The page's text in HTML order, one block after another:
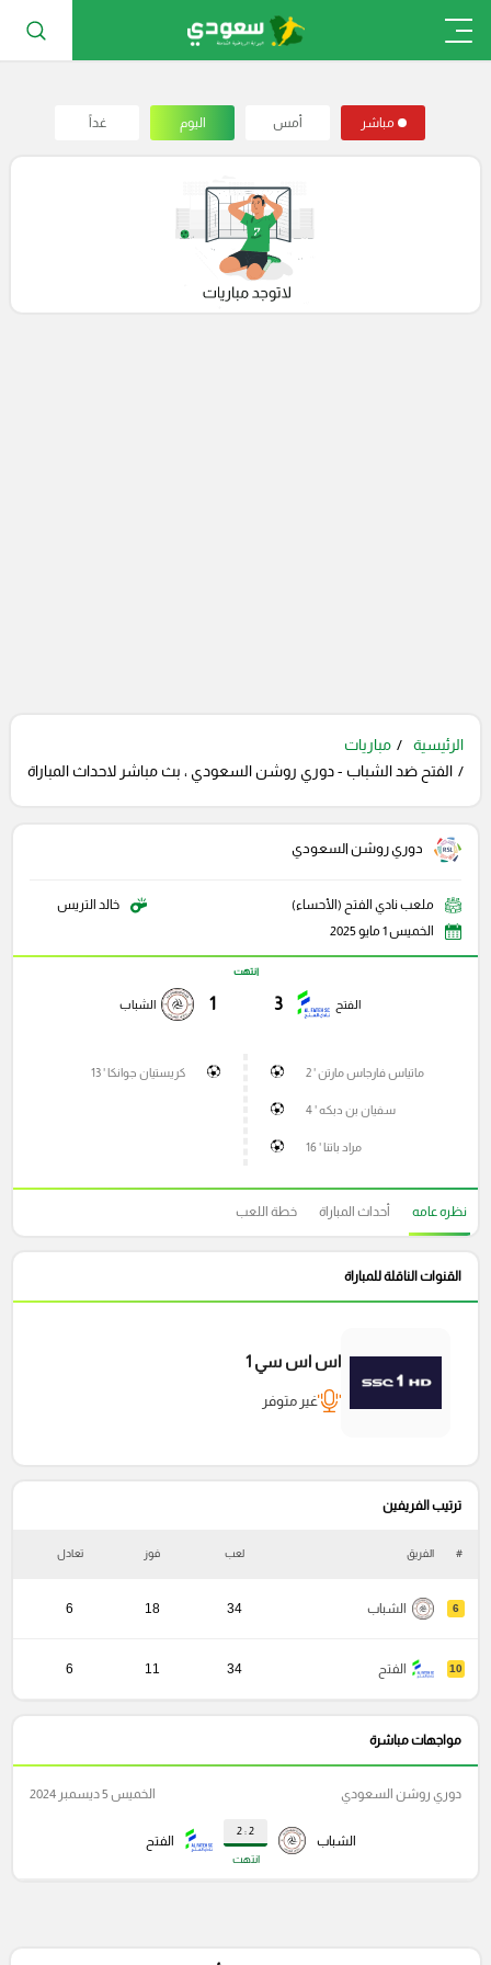
مباشر أمس اليوم غداً
الرئيسية
مباريات
الفتح ضد الشباب - دوري روشن السعودي ، بث مباشر لاحداث المباراة
دوري روشن السعودي
ملعب نادي الفتح (الأحساء)
خالد التريس
الخميس 1 مايو 2025
الفتح 3
انتهت
1 الشباب
ماتياس فارجاس مارتن ' 2
سفيان بن دبكه ' 4
مراد باتنا ' 16
كريستيان جوانكا ' 13
نظره عامه أحداث المباراة خطة اللعب
القنوات الناقلة للمباراة
اس اس سي 1
غير متوفر
ترتيب الفريفين
# الفريق لعب فوز تعادل
6 الشباب 34
18
6
10 الفتح 34
11
6
مواجهات مباشرة
الشباب
2 : 2
انتهت
الفتح
دوري روشن السعودي الخميس 5 ديسمبر 2024